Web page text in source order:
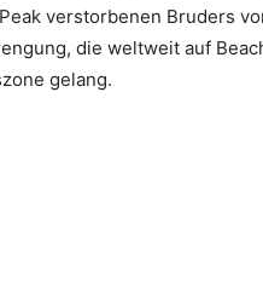
verstorbenen Bruders
die weltweit auf
gelang.